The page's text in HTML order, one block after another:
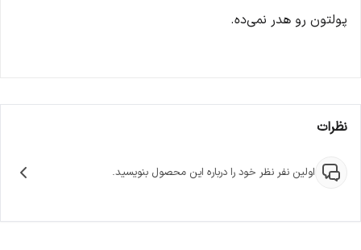
پولتون رو هدر نمی‌ده.
نظرات
اولین نفر نظر خود را درباره این محصول بنویسید.